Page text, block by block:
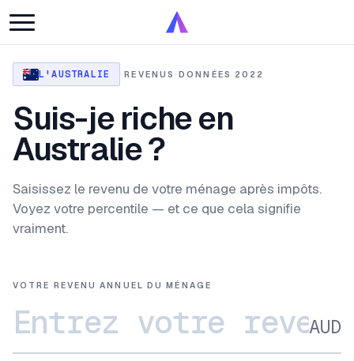
L'AUSTRALIE ·REVENUS ·DONNÉES 2022
Suis-je riche en
Australie ?
Saisissez le revenu de votre ménage après impôts.
Voyez votre percentile — et ce que cela signifie
vraiment.
VOTRE REVENU ANNUEL DU MÉNAGE
AUD